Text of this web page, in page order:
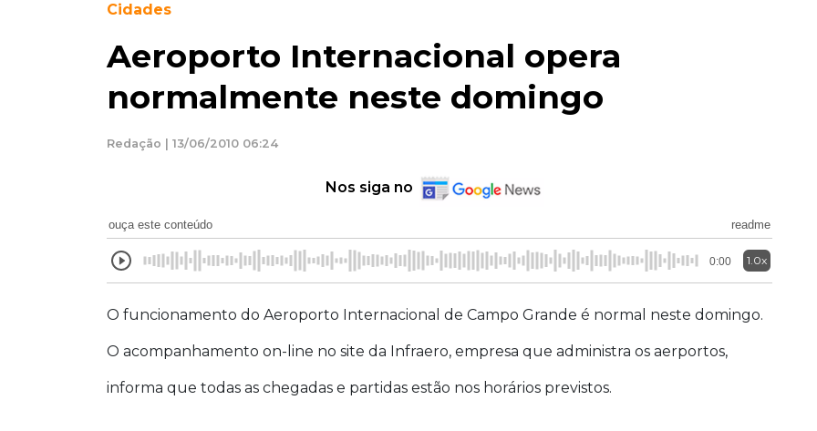
Cidades
Aeroporto Internacional opera
normalmente neste domingo
Redação | 13/06/2010 06:24
Nos siga no
ouça este conteúdo readme
0:00 1.0x
O funcionamento do Aeroporto Internacional de Campo Grande é normal neste domingo.
O acompanhamento on-line no site da Infraero, empresa que administra os aerportos,
informa que todas as chegadas e partidas estão nos horários previstos.